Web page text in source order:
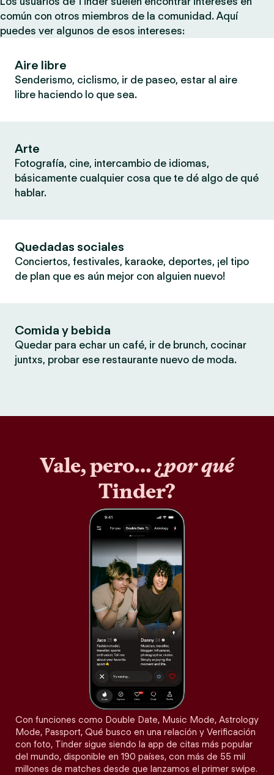
común con otros miembros de la comunidad. Aquí
puedes ver algunos de esos intereses:
Aire libre
Senderismo, ciclismo, ir de paseo, estar al aire
libre haciendo lo que sea.
Arte
Fotografía, cine, intercambio de idiomas,
básicamente cualquier cosa que te dé algo de qué
hablar.
Quedadas sociales
Conciertos, festivales, karaoke, deportes, ¡el tipo
de plan que es aún mejor con alguien nuevo!
Comida y bebida
Quedar para echar un café, ir de brunch, cocinar
juntxs, probar ese restaurante nuevo de moda.
Vale, pero… ¿por qué
Tinder?
Con funciones como Double Date, Music Mode, Astrology
Mode, Passport, Qué busco en una relación y Verificación
con foto, Tinder sigue siendo la app de citas más popular
del mundo, disponible en 190 países, con más de 55 mil
millones de matches desde que lanzamos el primer swipe.